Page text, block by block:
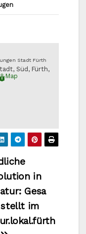
Stadt Fürth
Süd, Fürth,
Map
in
Gesa
im